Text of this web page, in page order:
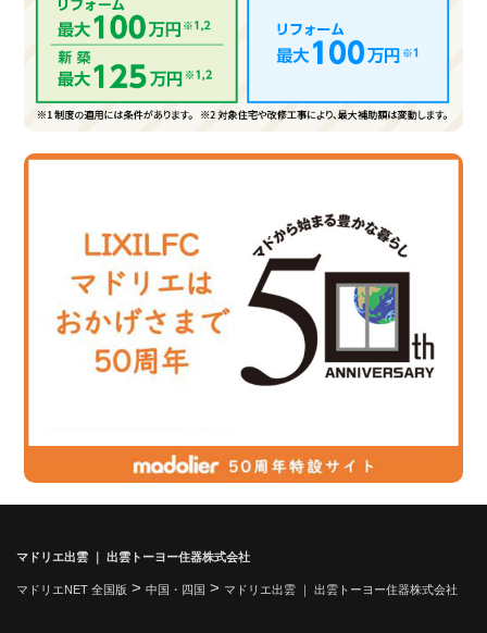
マドリエ出雲 ｜ 出雲トーヨー住器株式会社
マドリエNET 全国版 > 中国・四国 > マドリエ出雲 ｜ 出雲トーヨー住器株式会社